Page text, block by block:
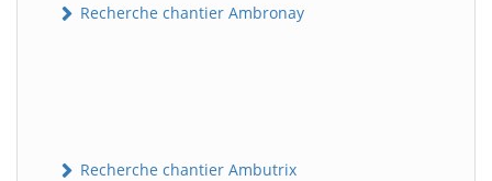
Recherche chantier Ambronay
Recherche chantier Ambutrix